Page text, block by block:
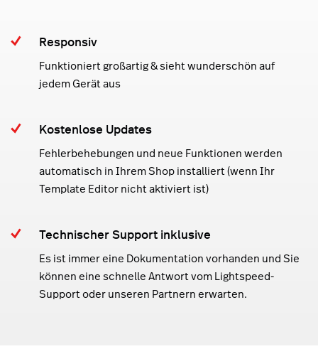
Responsiv
Funktioniert großartig & sieht wunderschön auf
jedem Gerät aus
Kostenlose Updates
Fehlerbehebungen und neue Funktionen werden
automatisch in Ihrem Shop installiert (wenn Ihr
Template Editor nicht aktiviert ist)
Technischer Support inklusive
Es ist immer eine Dokumentation vorhanden und Sie
können eine schnelle Antwort vom Lightspeed-
Support oder unseren Partnern erwarten.